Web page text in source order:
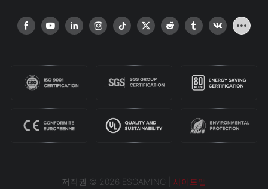
저작권 © 2026 ESGAMING | 사이트맵